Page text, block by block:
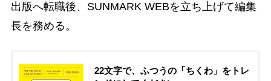
出版へ転職後、SUNMARK WEBを立ち上げて編集
長を務める。
22文字で、ふつうの「ちくわ」をトレ